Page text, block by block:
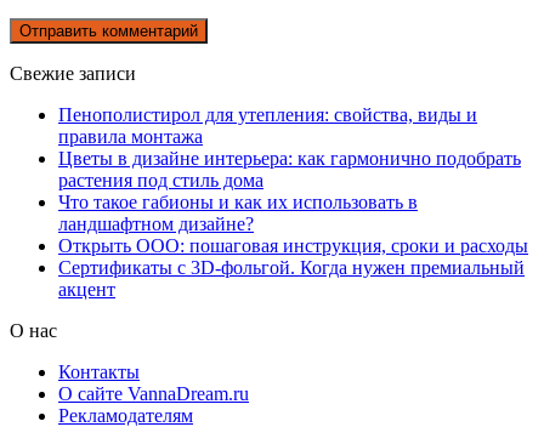
Свежие записи
Пенополистирол для утепления: свойства, виды и
правила монтажа
Цветы в дизайне интерьера: как гармонично подобрать
растения под стиль дома
Что такое габионы и как их использовать в
ландшафтном дизайне?
Открыть ООО: пошаговая инструкция, сроки и расходы
Сертификаты с 3D-фольгой. Когда нужен премиальный
акцент
О нас
Контакты
О сайте VannaDream.ru
Рекламодателям